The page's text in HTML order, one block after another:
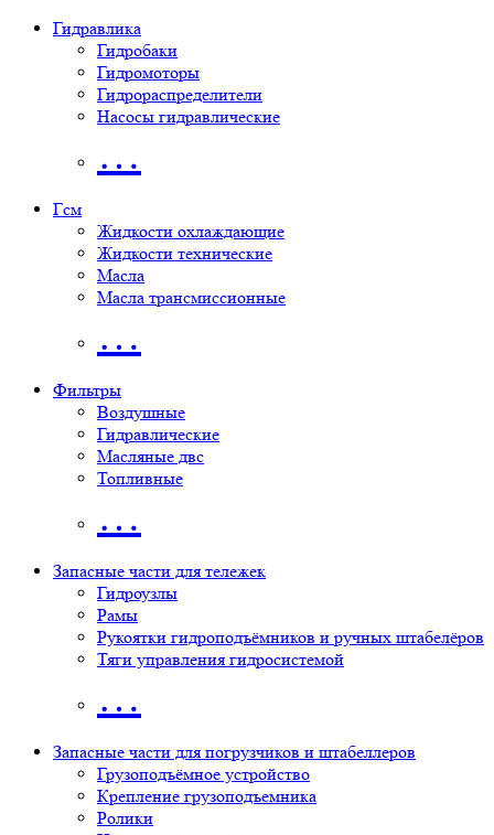
Гидравлика
Гидробаки
Гидромоторы
Гидрораспределители
Насосы гидравлические
…
Гсм
Жидкости охлаждающие
Жидкости технические
Масла
Масла трансмиссионные
…
Фильтры
Воздушные
Гидравлические
Масляные двс
Топливные
…
Запасные части для тележек
Гидроузлы
Рамы
Рукоятки гидроподъёмников и ручных штабелёров
Тяги управления гидросистемой
…
Запасные части для погрузчиков и штабеллеров
Грузоподъёмное устройство
Крепление грузоподъемника
Ролики